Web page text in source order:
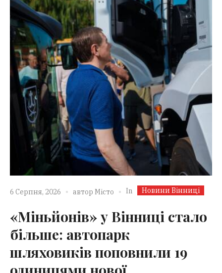
6 Серпня, 2026 автор Місто In Новини Вінниці
«Міньйонів» у Вінниці стало
більше: автопарк
шляховиків поповнили 19